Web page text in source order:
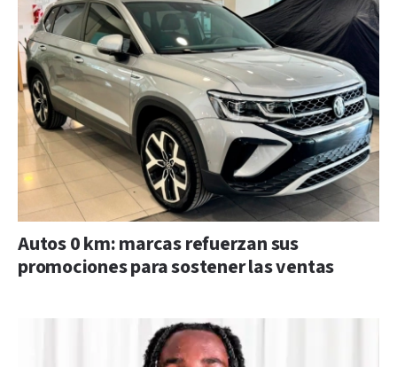
Autos 0 km: marcas refuerzan sus
promociones para sostener las ventas